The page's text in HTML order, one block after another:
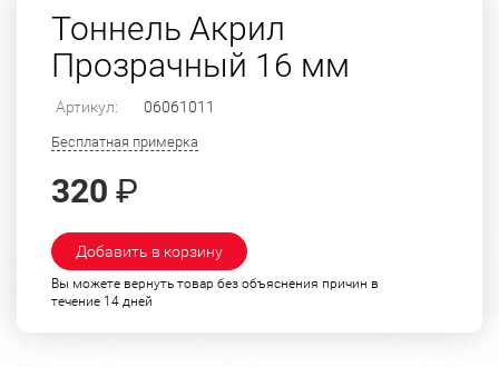
Тоннель Акрил
Прозрачный 16 мм
Артикул: 06061011
Бесплатная примерка
320 ₽
Добавить в корзину
Вы можете вернуть товар без объяснения причин в
течение 14 дней